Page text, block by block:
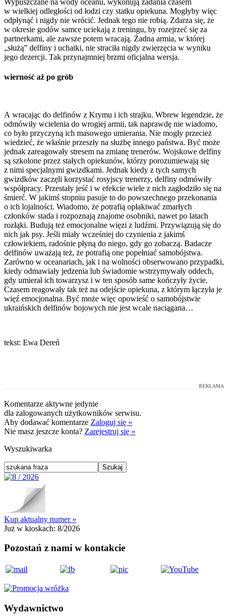
Wypuszczane na wody oceanu, wykonują zadania czasem
w wielkiej odległości od łodzi czy statku opiekuna. Mogłyby więc
odpłynąć i nigdy nie wrócić. Jednak tego nie robią. Zdarza się, że
w okresie godów samce uciekają z treningu, by rozejrzeć się za
partnerkami, ale zawsze potem wracają. Żadna armia, w której
„służą” delfiny i uchatki, nie straciła nigdy zwierzęcia w wyniku
jego dezercji. Tak przynajmniej brzmi oficjalna wersja.
wierność aż po grób
A wracając do delfinów z Krymu i ich strajku. Wbrew legendzie, że
odmówiły wcielenia do wrogiej armii, tak naprawdę nie wiadomo,
co było przyczyną ich masowego umierania. Nie mogły przecież
wiedzieć, że właśnie przeszły na służbę innego państwa. Być może
jednak zareagowały stresem na zmianę trenerów. Wojskowe delfiny
są szkolone przez stałych opiekunów, którzy porozumiewają się
z nimi specjalnymi gwizdkami. Jednak kiedy z tych samych
gwizdków zaczęli korzystać rosyjscy trenerzy, delfiny odmówiły
współpracy. Przestały jeść i w efekcie wiele z nich zagłodziło się na
śmierć. W jakimś stopniu pasuje to do powszechnego przekonania
o ich lojalności. Wiadomo, że potrafią opłakiwać zmarłych
członków stada i rozpoznają znajome osobniki, nawet po latach
rozłąki. Budują też emocjonalne więzi z ludźmi. Przywiązują się do
nich jak psy. Jeśli miały wcześniej do czynienia z jakimś
człowiekiem, radośnie płyną do niego, gdy go zobaczą. Badacze
delfinów uważają też, że potrafią one popełniać samobójstwa.
Zarówno w oceanariach, jak i na wolności obserwowano przypadki,
kiedy odmawiały jedzenia lub świadomie wstrzymywały oddech,
gdy umierał ich towarzysz i w ten sposób same kończyły życie.
Czasem reagowały tak też na odejście opiekuna, z którym łączyła je
więź emocjonalna. Być może więc opowieść o samobójstwie
ukraińskich delfinów bojowych nie jest wcale naciągana…
tekst: Ewa Dereń
REKLAMA
Komentarze aktywne jedynie
dla zalogowanych użytkowników serwisu.
Aby dodawać komentarze Zaloguj się »
Nie masz jeszcze konta? Zarejestruj się »
Wyszukiwarka
Kup aktualny numer »
Już w kioskach: 8/2026
Pozostań z nami w kontakcie
Wydawnictwo